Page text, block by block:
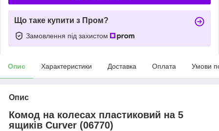
Що таке купити з Пром?
Замовлення під захистом
Опис Характеристики Доставка Оплата Умови
Опис
Комод на колесах пластиковий на 5
ящиків Curver (06770)